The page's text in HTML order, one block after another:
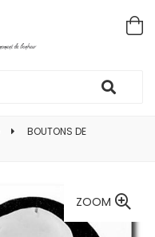
BOUTONS DE
ZOOM